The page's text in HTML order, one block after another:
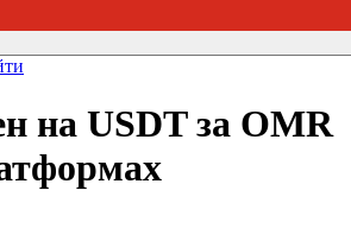
на USDT за OMR